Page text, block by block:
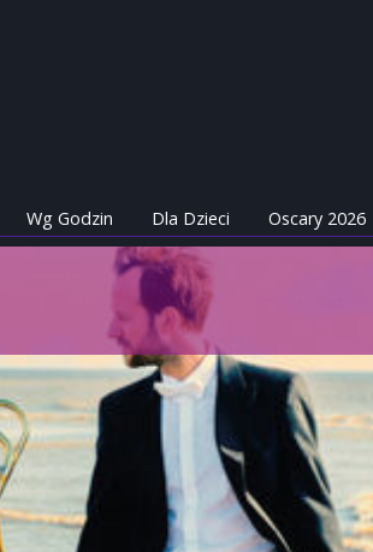
Wg Godzin Dla Dzieci Oscary 2026